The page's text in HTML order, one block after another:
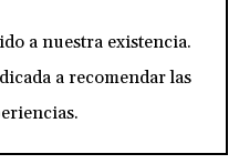
a nuestra existencia.
a recomendar las